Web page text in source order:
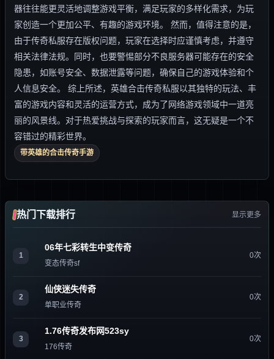
器往往能更灵活地调整游戏平衡，满足玩家的多样化需求，为玩
家创造一个更加公平、有趣的游戏环境。 然而，值得注意的是，
由于传奇私服存在版权问题，玩家在选择时应谨慎考虑，并遵守
相关法律法规。同时，也要警惕部分不良服务器可能存在的安全
隐患，如账号安全、数据泄露等问题，确保自己的游戏体验和个
人信息安全。 综上所述，英雄合击传奇私服以其独特的玩法、丰
富的游戏内容和灵活的运营方式，成为了网络游戏领域中一道亮
丽的风景线。对于热爱挑战与探索的玩家而言，这无疑是一个不
容错过的精彩世界。
带英雄的合击传奇手游
热门下载排行 显示更多
1
06年七彩转生中变传奇
变态传奇sf
0次
2
仙侠迷失传奇
单职业传奇
0次
3
1.76传奇发布网523sy
176传奇
0次